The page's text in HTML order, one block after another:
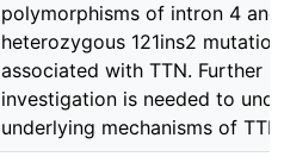
polymorphisms of intron 4 and
heterozygous 121ins2
associated with TTN. Further
investigation is needed to
underlying mechanisms of